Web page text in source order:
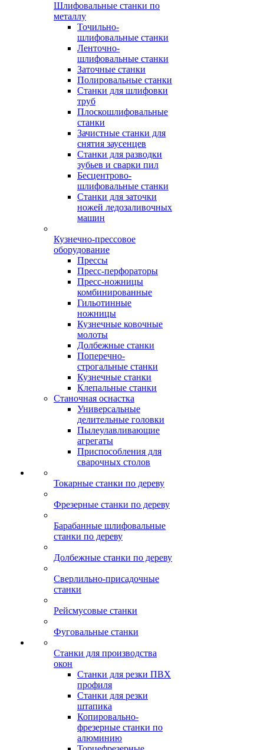
Шлифовальные станки по
металлу
Точильно-
шлифовальные станки
Ленточно-
шлифовальные станки
Заточные станки
Полировальные станки
Станки для шлифовки
труб
Плоскошлифовальные
станки
Зачистные станки для
снятия заусенцев
Станки для разводки
зубьев и сварки пил
Бесцентрово-
шлифовальные станки
Станки для заточки
ножей ледозаливочных
машин
Кузнечно-прессовое
оборудование
Прессы
Пресс-перфораторы
Пресс-ножницы
комбинированные
Гильотинные
ножницы
Кузнечные ковочные
молоты
Долбежные станки
Поперечно-
строгальные станки
Кузнечные станки
Клепальные станки
Станочная оснастка
Универсальные
делительные головки
Пылеулавливающие
агрегаты
Приспособления для
сварочных столов
Токарные станки по дереву
Фрезерные станки по дереву
Барабанные шлифовальные
станки по дереву
Долбежные станки по дереву
Сверлильно-присадочные
станки
Рейсмусовые станки
Фуговальные станки
Станки для производства
окон
Станки для резки ПВХ
профиля
Станки для резки
штапика
Копировально-
фрезерные станки по
алюминию